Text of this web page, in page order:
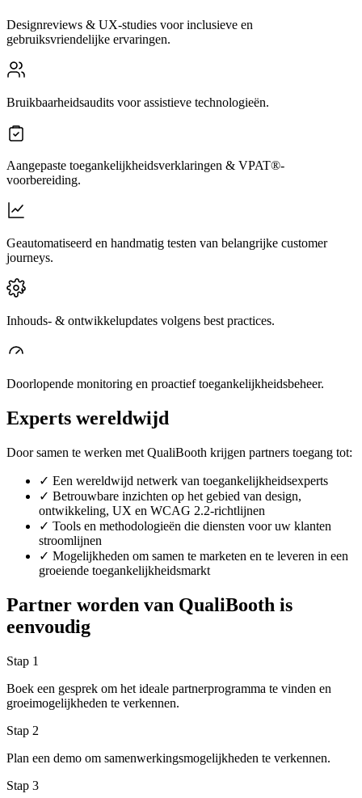
Designreviews & UX-studies voor inclusieve en
gebruiksvriendelijke ervaringen.
Bruikbaarheidsaudits voor assistieve technologieën.
Aangepaste toegankelijkheidsverklaringen & VPAT®-
voorbereiding.
Geautomatiseerd en handmatig testen van belangrijke customer
journeys.
Inhouds- & ontwikkelupdates volgens best practices.
Doorlopende monitoring en proactief toegankelijkheidsbeheer.
Experts wereldwijd
Door samen te werken met QualiBooth krijgen partners toegang tot:
✓ Een wereldwijd netwerk van toegankelijkheidsexperts
✓ Betrouwbare inzichten op het gebied van design,
ontwikkeling, UX en WCAG 2.2-richtlijnen
✓ Tools en methodologieën die diensten voor uw klanten
stroomlijnen
✓ Mogelijkheden om samen te marketen en te leveren in een
groeiende toegankelijkheidsmarkt
Partner worden van QualiBooth is
eenvoudig
Stap 1
Boek een gesprek om het ideale partnerprogramma te vinden en
groeimogelijkheden te verkennen.
Stap 2
Plan een demo om samenwerkingsmogelijkheden te verkennen.
Stap 3